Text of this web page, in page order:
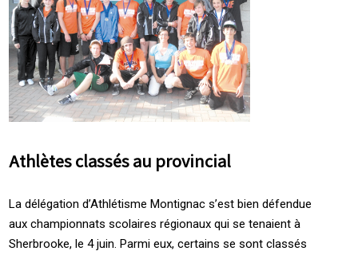
Athlètes classés au provincial
La délégation d’Athlétisme Montignac s’est bien défendue
aux championnats scolaires régionaux qui se tenaient à
Sherbrooke, le 4 juin. Parmi eux, certains se sont classés